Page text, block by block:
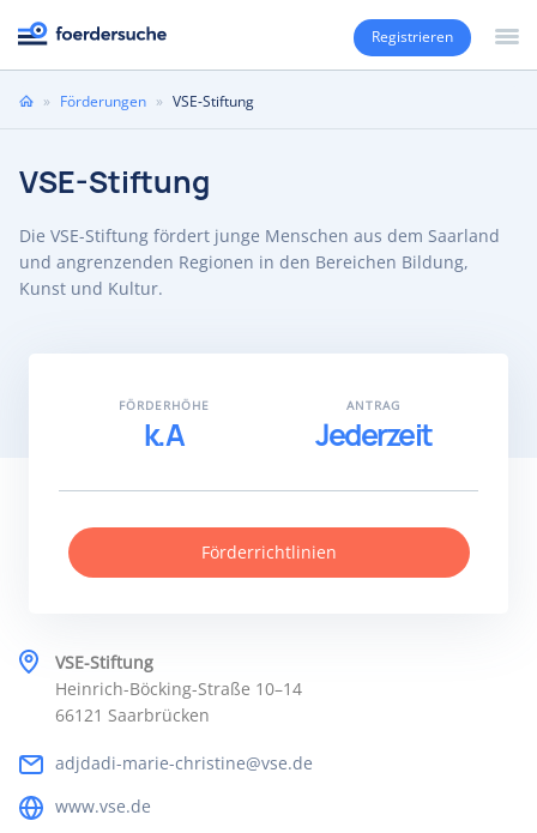
Registrieren
Sie» Förderungen » VSE-Stiftung
VSE-Stiftung
Die VSE-Stiftung fördert junge Menschen aus dem Saarland
und angrenzenden Regionen in den Bereichen Bildung,
Kunst und Kultur.
VSE-Stiftung
Heinrich-Böcking-Straße 10–14
66121 Saarbrücken
adjdadi-marie-christine@vse.de
www.vse.de
FÖRDERHÖHE
k.A
ANTRAG
Jederzeit
Förderrichtlinien